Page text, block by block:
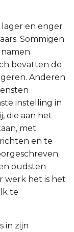
en enger
Sommigen
bevatten de
Anderen
instelling in
die aan het
met
en te
oudsten
werk het is het
te
in zijn